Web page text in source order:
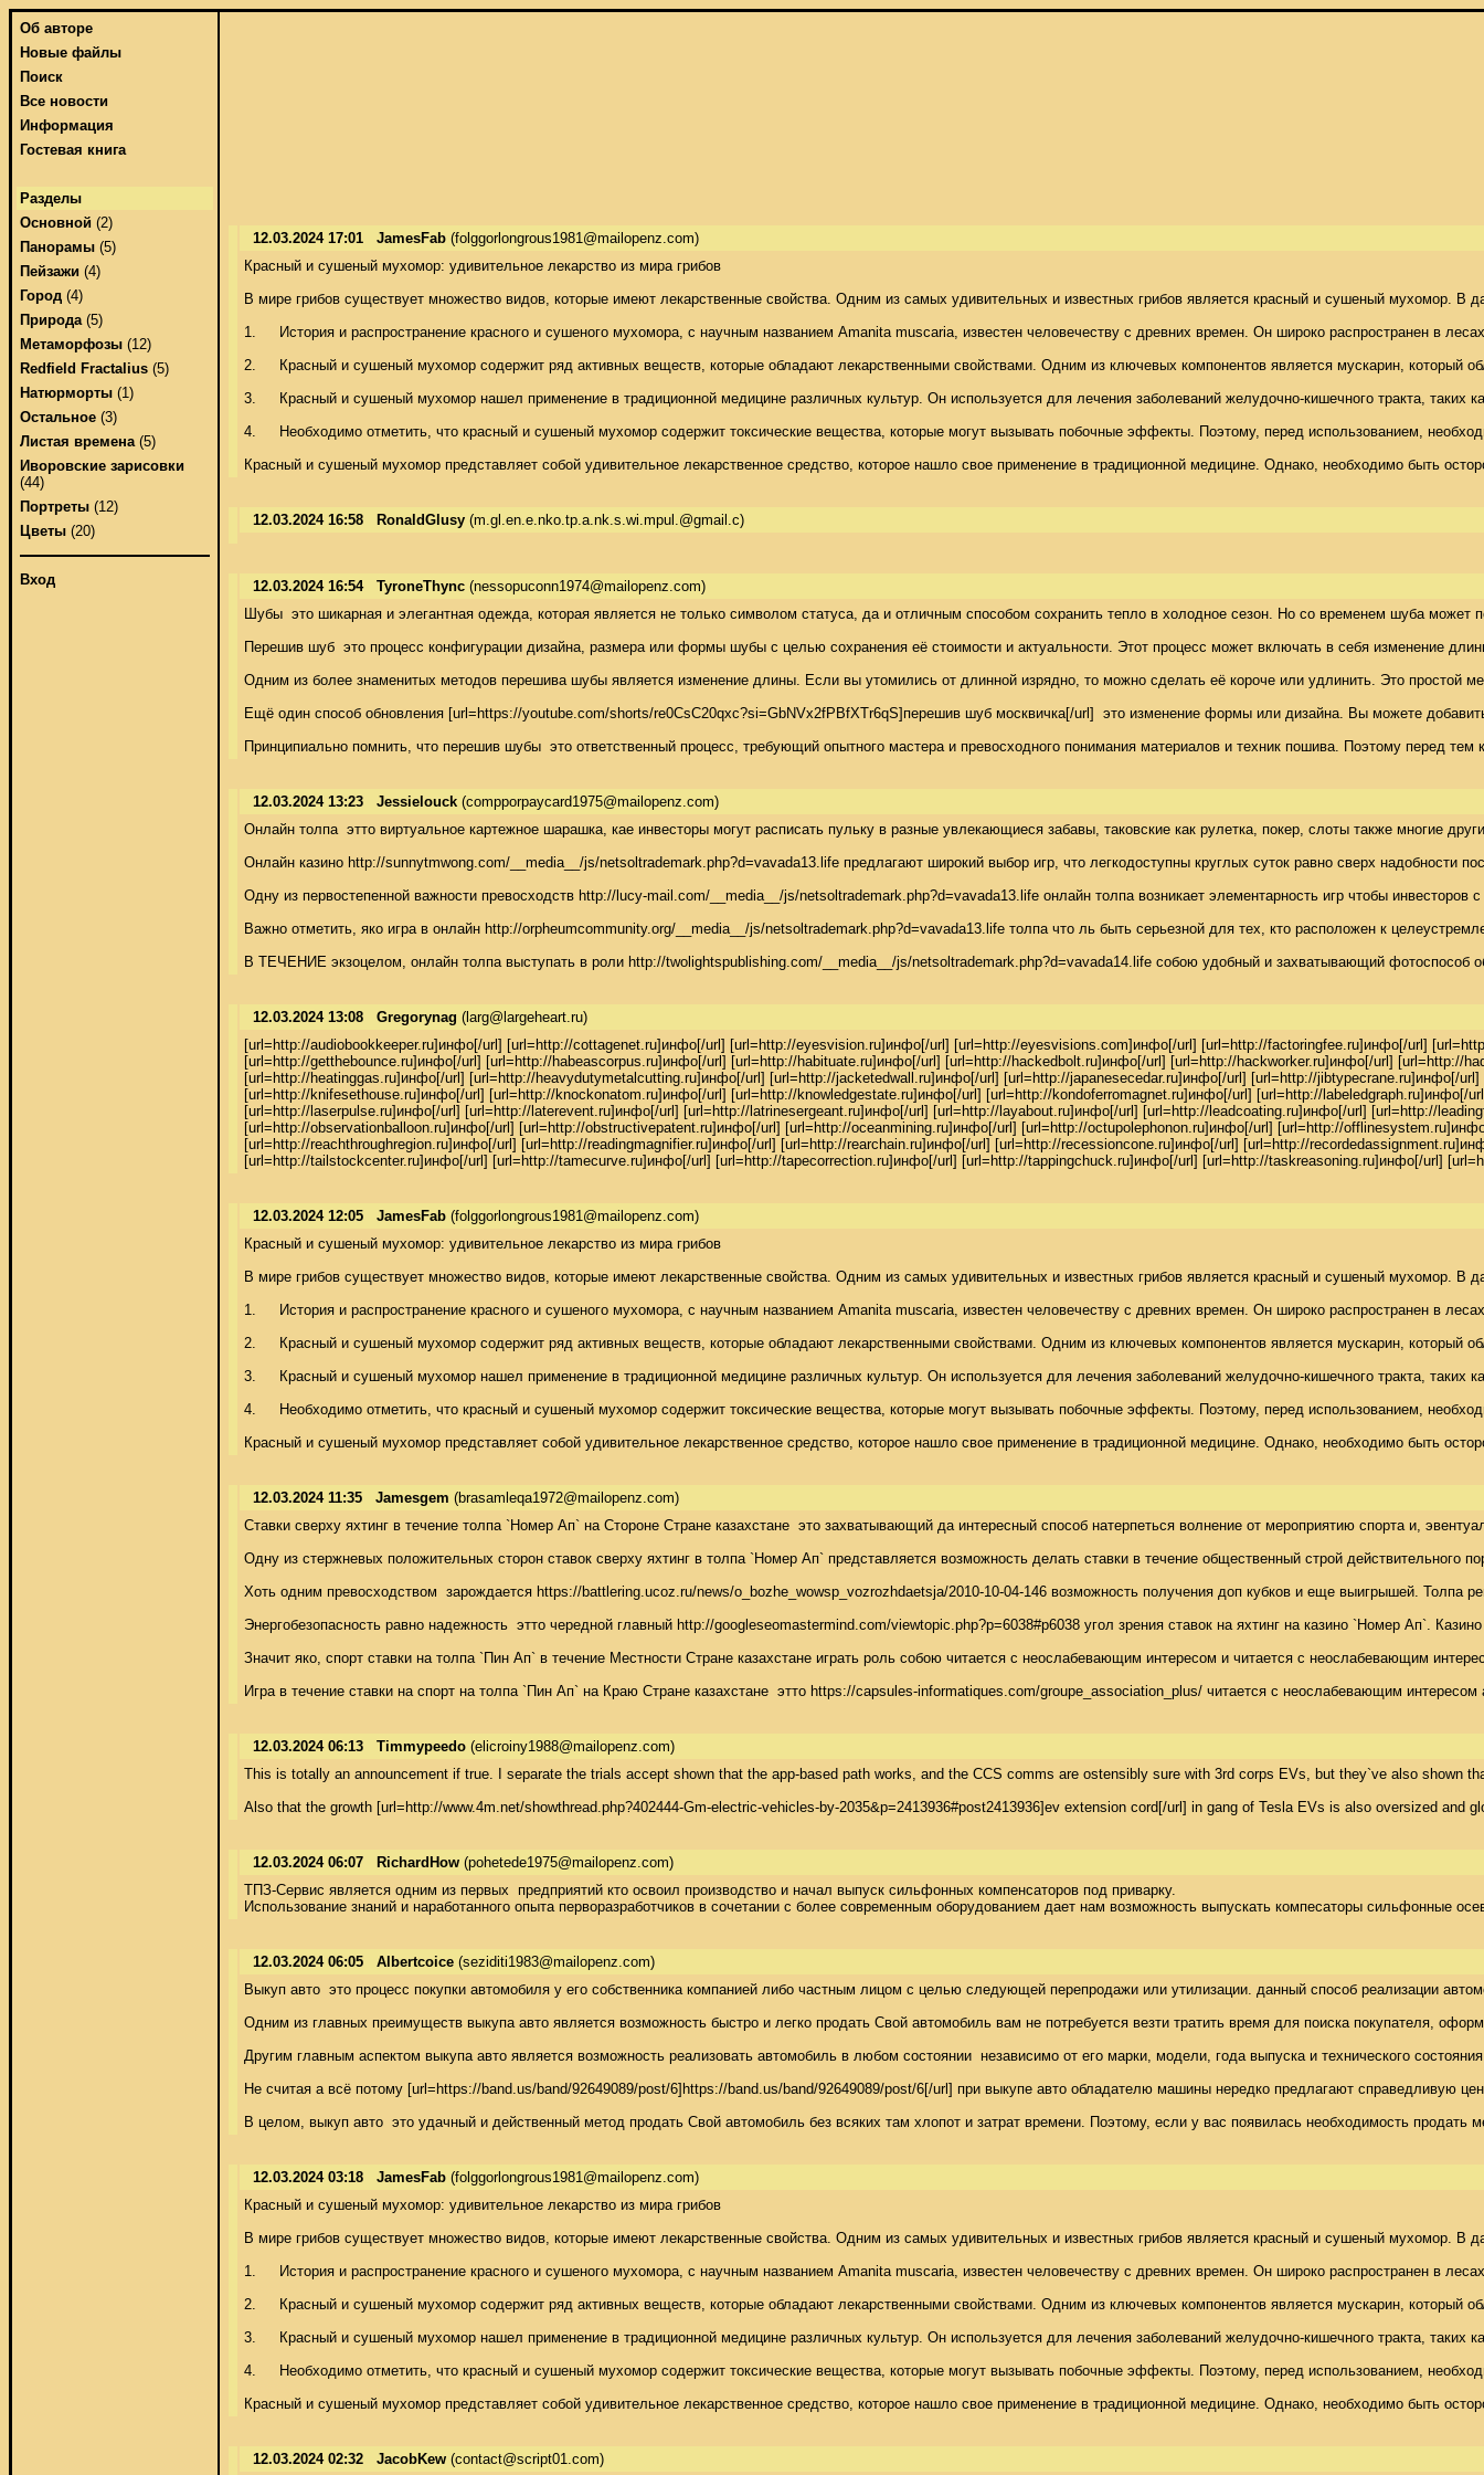
Об авторе
Новые файлы
Поиск
Все новости
Информация
Гостевая книга
Разделы
Основной (2)
Панорамы (5)
Пейзажи (4)
Город (4)
Природа(5)
Метаморфозы (12)
Redfield Fractalius (5)
Натюрморты (1)
Остальное (3)
Листая времена(5)
Иворовские зарисовки
(44)
Портреты (12)
Цветы (20)
Вход
12.03.2024 17:01 JamesFab (folggorlongrous1981@mailopenz.com)
Красный и сушеный мухомор: удивительное лекарство из мира грибов
В мире грибов существует множество видов, которые имеют лекарственные свойства. Одним из самых удивительных и известных грибов является красный и сушеный мухомор. В
1.	История и распространение красного и сушеного мухомора, с научным названием Amanita muscaria, известен человечеству с древних времен. Он широко распространен в лесах Евразии и Северной Америки. Его яркая красная шляпка с белыми пятнами делает его легко узнаваемым.
2.	Красный и сушеный мухомор содержит ряд активных веществ, которые обладают лекарственными свойствами. Одним из ключевых компонентов является мускарин, который обладает антибактериальными и противогрибковыми свойствами. Он также способствует укреплению иммунной системы и стимулирует образование белых кровяных клеток.
3.	Красный и сушеный мухомор нашел применение в традиционной медицине различных культур. Он используется для лечения заболеваний желудочно-кишечного тракта, таких как язва желудка и кишечника. Также он помогает снять воспаление и облегчить боль при артритах и ревматизме.
4.	Необходимо отметить, что красный и сушеный мухомор содержит токсические вещества, которые могут вызывать побочные эффекты. Поэтому, перед использованием, необходимо проконсультироваться с врачом и строго соблюдать дозировку.
Красный и сушеный мухомор представляет собой удивительное лекарственное средство, которое нашло свое применение в традиционной медицине. Однако, необходимо быть
12.03.2024 16:58 RonaldGlusy (m.gl.en.e.nko.tp.a.nk.s.wi.mpul.@gmail.c)
12.03.2024 16:54 TyroneThync (nessopuconn1974@mailopenz.com)
Шубы  это шикарная и элегантная одежда, которая является не только символом статуса, да и отличным способом сохранить тепло в холодное сезон. Но со временем шуба
Перешив шуб  это процесс конфигурации дизайна, размера или формы шубы с целью сохранения её стоимости и актуальности. Этот процесс может включать в себя
Одним из более знаменитых методов перешива шубы является изменение длины. Если вы утомились от длинной изрядно, то можно сделать её короче или удлинить. Это
Ещё один способ обновления [url=https://youtube.com/shorts/re0CsC20qxc?si=GbNVx2fPBfXTr6qS]перешив шуб москвичка[/url]  это изменение формы или дизайна. Вы можете
Принципиально помнить, что перешив шубы  это ответственный процесс, требующий опытного мастера и превосходного понимания материалов и техник пошива. Поэтому перед
12.03.2024 13:23 Jessielouck (compporpaycard1975@mailopenz.com)
Онлайн толпа  этто виртуальное картежное шарашка, кае инвесторы могут расписать пульку в разные увлекающиеся забавы, таковские как рулетка, покер, слоты также многие
Онлайн казино http://sunnytmwong.com/__media__/js/netsoltrademark.php?d=vavada13.life предлагают широкий выбор игр, что легкодоступны круглых суток равно сверх
Одну из первостепенной важности превосходств http://lucy-mail.com/__media__/js/netsoltrademark.php?d=vavada13.life онлайн толпа возникает элементарность игр чтобы
Важно отметить, яко игра в онлайн http://orpheumcommunity.org/__media__/js/netsoltrademark.php?d=vavada13.life толпа что ль быть серьезной для тех, кто расположен к
В ТЕЧЕНИЕ экзоцелом, онлайн толпа выступать в роли http://twolightspublishing.com/__media__/js/netsoltrademark.php?d=vavada14.life собою удобный и захватывающий
12.03.2024 13:08 Gregorynag (larg@largeheart.ru)
[url=http://audiobookkeeper.ru]инфо[/url] [url=http://cottagenet.ru]инфо[/url] [url=http://eyesvision.ru]инфо[/url] [url=http://eyesvisions.com]инфо[/url] [url=http://factoringfee.ru]инфо[/url]
[url=http://getthebounce.ru]инфо[/url] [url=http://habeascorpus.ru]инфо[/url] [url=http://habituate.ru]инфо[/url] [url=http://hackedbolt.ru]инфо[/url] [url=http://hackworker.ru]инфо[/url]
[url=http://heatinggas.ru]инфо[/url] [url=http://heavydutymetalcutting.ru]инфо[/url] [url=http://jacketedwall.ru]инфо[/url] [url=http://japanesecedar.ru]инфо[/url] [url=http://
[url=http://knifesethouse.ru]инфо[/url] [url=http://knockonatom.ru]инфо[/url] [url=http://knowledgestate.ru]инфо[/url] [url=http://kondoferromagnet.ru]инфо[/url] [url=http://
[url=http://laserpulse.ru]инфо[/url] [url=http://laterevent.ru]инфо[/url] [url=http://latrinesergeant.ru]инфо[/url] [url=http://layabout.ru]инфо[/url] [url=http://leadcoating.ru]инфо[/url] [url=http://
[url=http://observationballoon.ru]инфо[/url] [url=http://obstructivepatent.ru]инфо[/url] [url=http://oceanmining.ru]инфо[/url] [url=http://octupolephonon.ru]инфо[/url] [url=http://
[url=http://reachthroughregion.ru]инфо[/url] [url=http://readingmagnifier.ru]инфо[/url] [url=http://rearchain.ru]инфо[/url] [url=http://recessioncone.ru]инфо[/url] [url=http://
[url=http://tailstockcenter.ru]инфо[/url] [url=http://tamecurve.ru]инфо[/url] [url=http://tapecorrection.ru]инфо[/url] [url=http://tappingchuck.ru]инфо[/url] [url=http://taskreasoning.ru]инфо[/url]
12.03.2024 12:05 JamesFab (folggorlongrous1981@mailopenz.com)
Красный и сушеный мухомор: удивительное лекарство из мира грибов
В мире грибов существует множество видов, которые имеют лекарственные свойства. Одним из самых удивительных и известных грибов является красный и сушеный мухомор. В
1.	История и распространение красного и сушеного мухомора, с научным названием Amanita muscaria, известен человечеству с древних времен. Он широко распространен в лесах Евразии и Северной Америки. Его яркая красная шляпка с белыми пятнами делает его легко узнаваемым.
2.	Красный и сушеный мухомор содержит ряд активных веществ, которые обладают лекарственными свойствами. Одним из ключевых компонентов является мускарин, который обладает антибактериальными и противогрибковыми свойствами. Он также способствует укреплению иммунной системы и стимулирует образование белых кровяных клеток.
3.	Красный и сушеный мухомор нашел применение в традиционной медицине различных культур. Он используется для лечения заболеваний желудочно-кишечного тракта, таких как язва желудка и кишечника. Также он помогает снять воспаление и облегчить боль при артритах и ревматизме.
4.	Необходимо отметить, что красный и сушеный мухомор содержит токсические вещества, которые могут вызывать побочные эффекты. Поэтому, перед использованием, необходимо проконсультироваться с врачом и строго соблюдать дозировку.
Красный и сушеный мухомор представляет собой удивительное лекарственное средство, которое нашло свое применение в традиционной медицине. Однако, необходимо быть
12.03.2024 11:35 Jamesgem (brasamleqa1972@mailopenz.com)
Ставки сверху яхтинг в течение толпа `Номер Ап` на Стороне Стране казахстане  это захватывающий да интересный способ натерпеться волнение от мероприятию спорта и,
Одну из стержневых положительных сторон ставок сверху яхтинг в толпа `Номер Ап` представляется возможность делать ставки в течение общественный строй
Хоть одним превосходством  зарождается https://battlering.ucoz.ru/news/o_bozhe_wowsp_vozrozhdaetsja/2010-10-04-146 возможность получения доп кубков и еще выигрышей.
Энергобезопасность равно надежность  этто чередной главный http://googleseomastermind.com/viewtopic.php?p=6038#p6038 угол зрения ставок на яхтинг на казино `Номер Ап`.
Значит яко, спорт ставки на толпа `Пин Ап` в течение Местности Стране казахстане играть роль собою читается с неослабевающим интересом и читается с неослабевающим
Игра в течение ставки на спорт на толпа `Пин Ап` на Краю Стране казахстане  этто https://capsules-informatiques.com/groupe_association_plus/ читается с неослабевающим
12.03.2024 06:13 Timmypeedo (elicroiny1988@mailopenz.com)
This is totally an announcement if true. I separate the trials accept shown that the app-based path works, and the CCS comms are ostensibly sure with 3rd corps EVs, but they`ve also
Also that the growth [url=http://www.4m.net/showthread.php?402444-Gm-electric-vehicles-by-2035&p=2413936#post2413936]ev extension cord[/url] in gang of Tesla EVs is also oversized
12.03.2024 06:07 RichardHow (pohetede1975@mailopenz.com)
ТПЗ-Сервис является одним из первых  предприятий кто освоил производство и начал выпуск сильфонных компенсаторов под приварку.
Использование знаний и наработанного опыта перворазработчиков в сочетании с более современным оборудованием дает нам возможность выпускать компесаторы
12.03.2024 06:05 Albertcoice (seziditi1983@mailopenz.com)
Выкуп авто  это процесс покупки автомобиля у его собственника компанией либо частным лицом с целью следующей перепродажи или утилизации. данный способ реализации
Одним из главных преимуществ выкупа авто является возможность быстро и легко продать Свой автомобиль вам не потребуется везти тратить время для поиска покупателя,
Другим главным аспектом выкупа авто является возможность реализовать автомобиль в любом состоянии  независимо от его марки, модели, года выпуска и технического
Не считая а всё потому [url=https://band.us/band/92649089/post/6]https://band.us/band/92649089/post/6[/url] при выкупе авто обладателю машины нередко предлагают
В целом, выкуп авто  это удачный и действенный метод продать Свой автомобиль без всяких там хлопот и затрат времени. Поэтому, если у вас появилась необходимость
12.03.2024 03:18 JamesFab (folggorlongrous1981@mailopenz.com)
Красный и сушеный мухомор: удивительное лекарство из мира грибов
В мире грибов существует множество видов, которые имеют лекарственные свойства. Одним из самых удивительных и известных грибов является красный и сушеный мухомор. В
1.	История и распространение красного и сушеного мухомора, с научным названием Amanita muscaria, известен человечеству с древних времен. Он широко распространен в лесах Евразии и Северной Америки. Его яркая красная шляпка с белыми пятнами делает его легко узнаваемым.
2.	Красный и сушеный мухомор содержит ряд активных веществ, которые обладают лекарственными свойствами. Одним из ключевых компонентов является мускарин, который обладает антибактериальными и противогрибковыми свойствами. Он также способствует укреплению иммунной системы и стимулирует образование белых кровяных клеток.
3.	Красный и сушеный мухомор нашел применение в традиционной медицине различных культур. Он используется для лечения заболеваний желудочно-кишечного тракта, таких как язва желудка и кишечника. Также он помогает снять воспаление и облегчить боль при артритах и ревматизме.
4.	Необходимо отметить, что красный и сушеный мухомор содержит токсические вещества, которые могут вызывать побочные эффекты. Поэтому, перед использованием, необходимо проконсультироваться с врачом и строго соблюдать дозировку.
Красный и сушеный мухомор представляет собой удивительное лекарственное средство, которое нашло свое применение в традиционной медицине. Однако, необходимо быть
12.03.2024 02:32 JacobKew (contact@script01.com)